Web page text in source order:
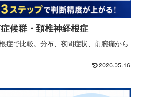
候群・頚椎神経根症
症で比較。分布、夜間症状、前腕痛から
2026.05.16